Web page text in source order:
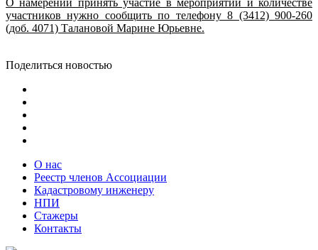
участников нужно сообщить по телефону 8 (3412) 900-260
(доб. 4071) Талановой Марине Юрьевне.
Поделиться новостью
О нас
Реестр членов Ассоциации
Кадастровому инженеру
НПИ
Стажеры
Контакты